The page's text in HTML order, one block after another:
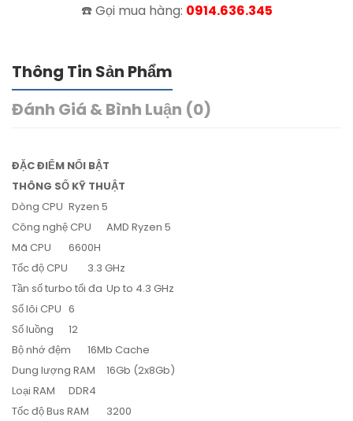
☎️ Gọi mua hàng: 0914.636.345
Thông Tin Sản Phẩm
Đánh Giá & Bình Luận (0)
ĐẶC ĐIỂM NỔI BẬT
THÔNG SỐ KỸ THUẬT
Dòng CPU Ryzen 5
Công nghệ CPU
AMD Ryzen 5
Mã CPU
6600H
Tốc độ CPU
3.3 GHz
Tần số turbo tối đa Up to 4.3 GHz
Số lõi CPU 6
Số luồng
12
Bộ nhớ đệm
16Mb Cache
Dung lượng RAM
16Gb (2x8Gb)
Loại RAM
DDR4
Tốc độ Bus RAM
3200